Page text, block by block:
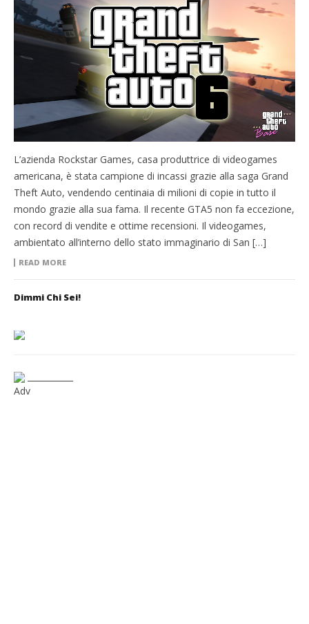
L’azienda Rockstar Games, casa produttrice di videogames
americana, è stata campione di incassi grazie alla saga Grand
Theft Auto, vendendo centinaia di milioni di copie in tutto il
mondo grazie alla sua fama. Il recente GTA5 non fa eccezione,
con record di vendite e ottime recensioni. Il videogames,
ambientato all’interno dello stato immaginario di San […]
READ MORE
Dimmi Chi Sei!
Adv